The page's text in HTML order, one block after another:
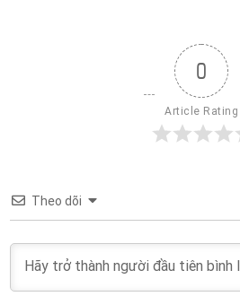
0
Article Rating
Theo dõi